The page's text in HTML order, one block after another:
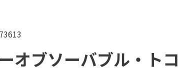
ポンプレゼント中！！
オブソーバブル・ト